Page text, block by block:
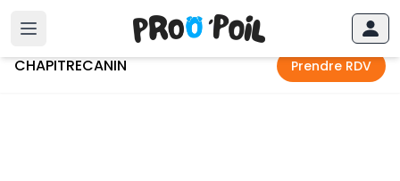
Accueil CHAPITRECANIN
CHAPITRECANIN Prendre RDV